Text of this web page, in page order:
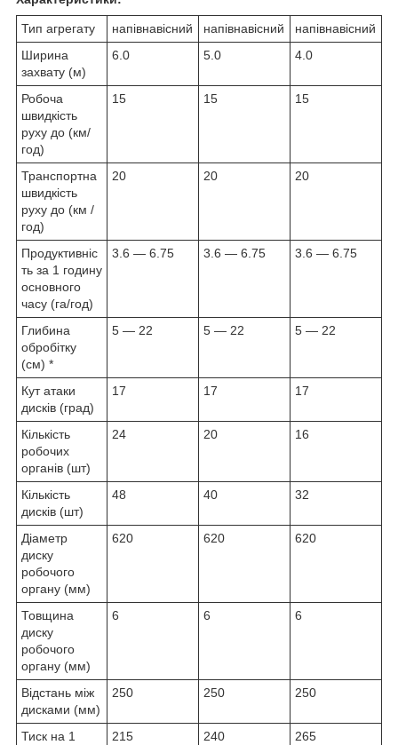
Тип агрегату напівнавісний напівнавісний
напівнавісний
Ширина
захвату (м)
6.0 5.0 4.0
Робоча
швидкість
руху до (км/
год)
15 15 15
Транспортна
швидкість
руху до (км /
год)
20 20 20
Продуктивніс
ть за 1 годину
основного
часу (га/год)
3.6 — 6.75 3.6 — 6.75 3.6 — 6.75
Глибина
обробітку
(см) *
5 — 22 5 — 22 5 — 22
Кут атаки
дисків (град)
17 17 17
Кількість
робочих
органів (шт)
24 20 16
Кількість
дисків (шт)
48 40 32
Діаметр
диску
робочого
органу (мм)
620 620 620
Товщина
диску
робочого
органу (мм)
6 6 6
Відстань між
дисками (мм)
250 250 250
Тиск на 1
215 240 265